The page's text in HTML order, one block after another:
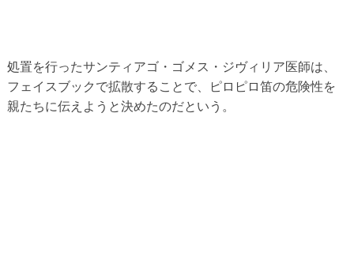
処置を行ったサンティアゴ・ゴメス・ジヴィリア医師は、
フェイスブックで拡散することで、ピロピロ笛の危険性を
親たちに伝えようと決めたのだという。